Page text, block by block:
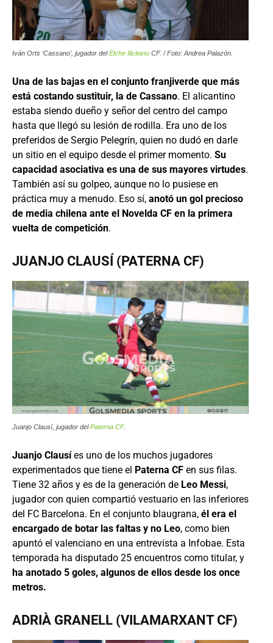
Iván Orts ‘Cassano’, jugador delElche Ilicitano CF. / Foto: Andrea Palazón.
Una de las bajas en el conjunto franjiverde que más
está costando sustituir, la de Cassano. El alicantino
estaba siendo dueño y señor del centro del campo
hasta que llegó su lesión de rodilla. Era uno de los
preferidos de Sergio Pelegrín, quien no dudó en darle
un sitio en el equipo desde el primer momento. Su
capacidad asociativa es una de sus mayores virtudes.
También así su golpeo, aunque no lo pusiese en
práctica muy a menudo. Eso sí, anotó un gol precioso
de media chilena ante el Novelda CF en la primera
vuelta de competición.
JUANJO CLAUSÍ (PATERNA CF)
Juanjo Clausí, jugador delPaterna CF.
Juanjo Clausíes uno de los muchos jugadores
experimentados que tiene el Paterna CF en sus filas.
Tiene 32 años y es de la generación de Leo Messi,
jugador con quien compartió vestuario en las inferiores
del FC Barcelona. En el conjunto blaugrana, él era el
encargado de botar las faltas y no Leo, como bien
apuntó el valenciano en una entrevista a Infobae. Esta
temporada ha disputado 25 encuentros como titular, y
ha anotado 5 goles, algunos de ellos desde los once
metros.
ADRIÀ GRANELL (VILAMARXANT CF)